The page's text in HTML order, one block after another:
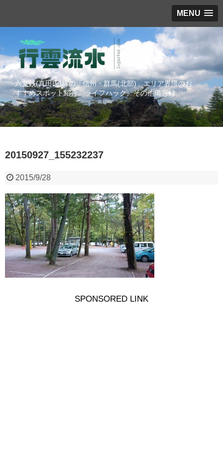
MENU
六文銭(真田氏)縁の「信州・群馬(北部)」エリア界隈のお
すすめスポット紹介。ライフハック。その他備忘録。
20150927_155232237
2015/9/28
SPONSORED LINK